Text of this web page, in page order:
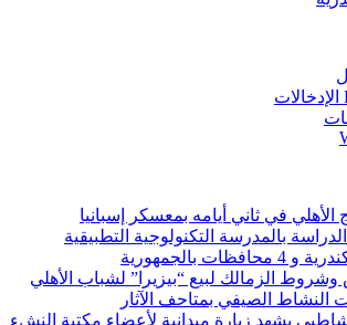
الأهلي في ثاني أيامه بمعسكر إسبانيا
بالمدرسة التكنولوجية التطبيقية
بالجمهورية
الزمالك لبيع “بيزيرا” لشباب الأهلي
النشاط الصيفي بمتاحف الآثار
يشهد زيارة ميدانية لأعضاء مكتبة النشء